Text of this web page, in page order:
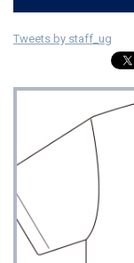
Tweets by staff_ug